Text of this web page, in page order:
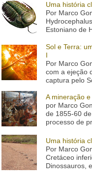
Uma história
Por Marco
Estoniano de
Sol e Terra:
I
Por Marco
com a ejeção
captura pelo
A mineração
por Marco
de 1855-60
processo de
Uma história
Por Marco
Cretáceo
Dinossauros,